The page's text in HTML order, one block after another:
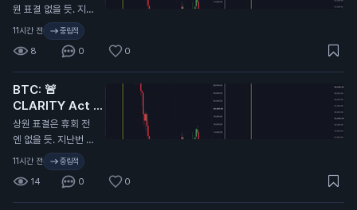
원 표결 없을 듯. 지난
번에 CLARITY 법안
이 미뤄졌을 때 비트
코인 9.7만 달러에서
6.4만 달러로 떡락했
었음. 무슨 말인지 감
오지...
11시간 전 중립적
8 0 0
BTC: 🚨
CLARITY Act 또
연기…
N
상원 표결은 휴회 전
엔 없을 듯. 지난번 C
LARITY Act가 미뤄
졌을 때 비트코인이
9.7만 달러에서 6.4
만 달러까지 떡락했었
11시간 전 중립적
14 0 0